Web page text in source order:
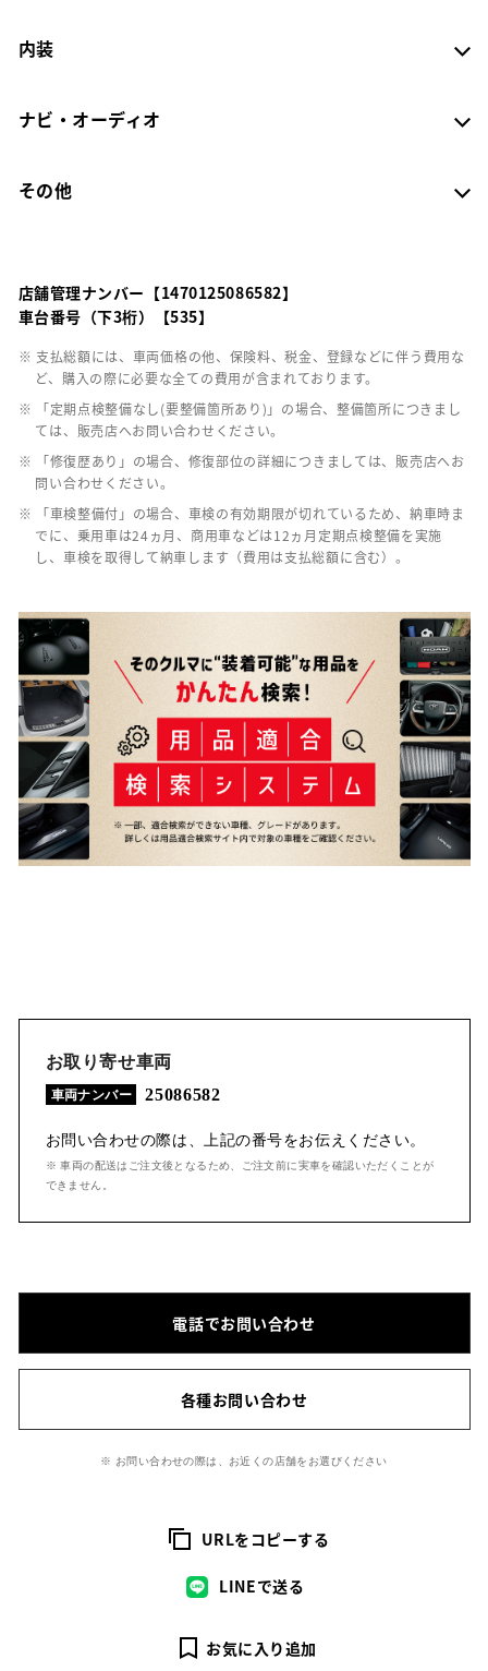
内装
ナビ・オーディオ
その他
店舗管理ナンバー【1470125086582】
車台番号（下3桁）【535】
※ 支払総額には、車両価格の他、保険料、税金、登録などに伴う費用な
ど、購入の際に必要な全ての費用が含まれております。
※ 「定期点検整備なし(要整備箇所あり)」の場合、整備箇所につきまし
ては、販売店へお問い合わせください。
※ 「修復歴あり」の場合、修復部位の詳細につきましては、販売店へお
問い合わせください。
※ 「車検整備付」の場合、車検の有効期限が切れているため、納車時ま
でに、乗用車は24ヵ月、商用車などは12ヵ月定期点検整備を実施
し、車検を取得して納車します（費用は支払総額に含む）。
お取り寄せ車両
車両ナンバー 25086582
お問い合わせの際は、上記の番号をお伝えください。
※ 車両の配送はご注文後となるため、ご注文前に実車を確認いただくことが
できません。
電話でお問い合わせ
各種お問い合わせ
※ お問い合わせの際は、お近くの店舗をお選びください
URLをコピーする
LINEで送る
お気に入り追加